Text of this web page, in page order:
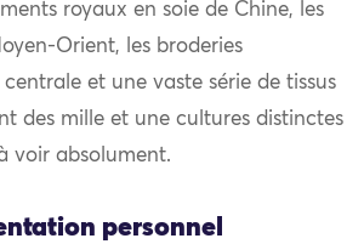
royaux en soie de Chine, les
Orient, les broderies
centrale et une vaste série de tissus
des mille et une cultures distinctes
voir absolument.
personnel